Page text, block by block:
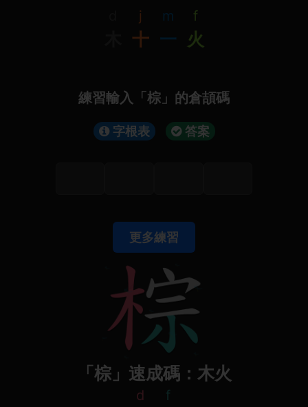
j
十
m
一
f
火
練習輸入「棕」的倉頡碼
字根表 答案
更多練習
「棕」速成碼：木火
d f